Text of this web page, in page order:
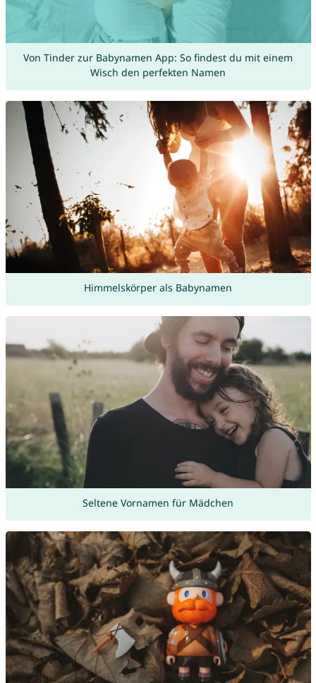
Von Tinder zur Babynamen App: So findest du mit einem
Wisch den perfekten Namen
Himmelskörper als Babynamen
Seltene Vornamen für Mädchen